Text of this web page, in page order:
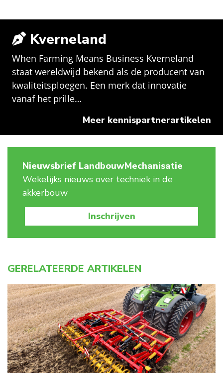
Kverneland
When Farming Means Business Kverneland
staat wereldwijd bekend als de producent van
kwaliteitsploegen. Een merk dat innovatie
vanaf het prille…
Meer kennispartnerartikelen
Nieuwsbrief LandbouwMechanisatie
Wekelijks nieuws over techniek in de
akkerbouw
Inschrijven
GERELATEERDE ARTIKELEN